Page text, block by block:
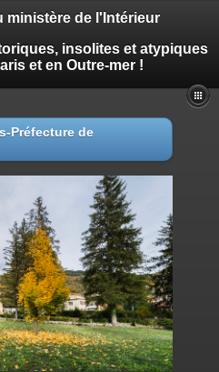
ministère de l'Intérieur
insolites et atypiques
et en Outre-mer !
Préfecture de